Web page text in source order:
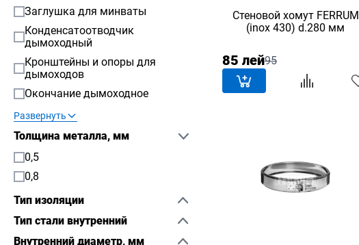
Заглушка для минваты
Конденсатоотводчик
дымоходный
Кронштейны и опоры для
дымоходов
Окончание дымоходное
Развернуть
Толщина металла, мм
0,5
0,8
Тип изоляции
Тип стали внутренний
Внутренний диаметр, мм
Стеновой хомут FERRUM
(inox 430) d.280 мм
85 лей95